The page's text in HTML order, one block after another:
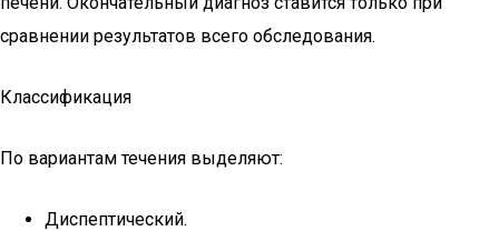
сравнении результатов всего обследования.
Классификация
По вариантам течения выделяют:
Диспептический.